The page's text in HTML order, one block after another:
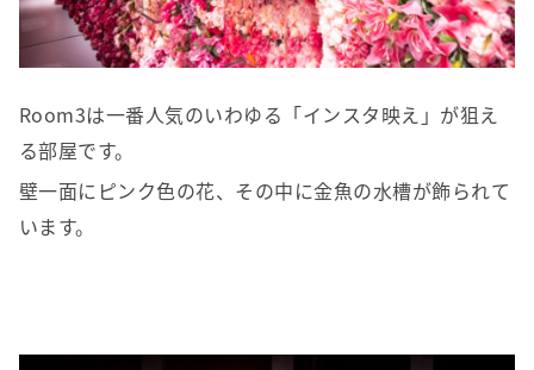
Room3は一番人気のいわゆる「インスタ映え」が狙え
る部屋です。
壁一面にピンク色の花、その中に金魚の水槽が飾られて
います。